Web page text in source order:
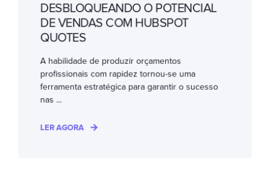
DESBLOQUEANDO O POTENCIAL
DE VENDAS COM HUBSPOT
QUOTES
A habilidade de produzir orçamentos
profissionais com rapidez tornou-se uma
ferramenta estratégica para garantir o sucesso
nas ...
LER AGORA